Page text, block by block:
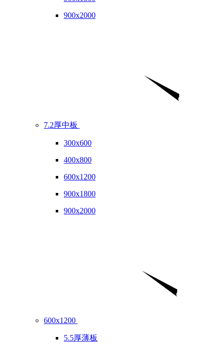
900x2000
7.2厚中板
300x600
400x800
600x1200
900x1800
900x2000
600x1200
5.5厚薄板